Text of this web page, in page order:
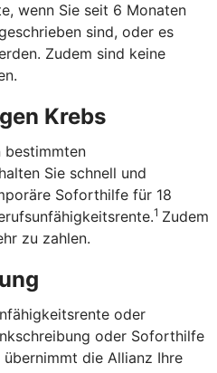
wenn Sie seit 6 Monaten
sind, oder es
Zudem sind keine
Krebs
bestimmten
Sie schnell und
Soforthilfe für 18
1 Zudem
zu zahlen.
oder
oder Soforthilfe
die Allianz Ihre